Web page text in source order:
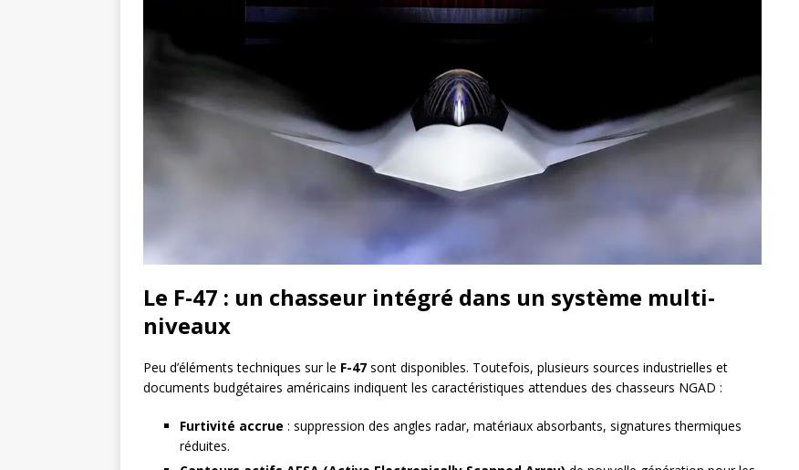
Le F-47 : un chasseur intégré dans un système multi-
niveaux
Peu d’éléments techniques sur le F-47 sont disponibles. Toutefois, plusieurs sources industrielles et
documents budgétaires américains indiquent les caractéristiques attendues des chasseurs NGAD :
Furtivité accrue : suppression des angles radar, matériaux absorbants, signatures thermiques
réduites.